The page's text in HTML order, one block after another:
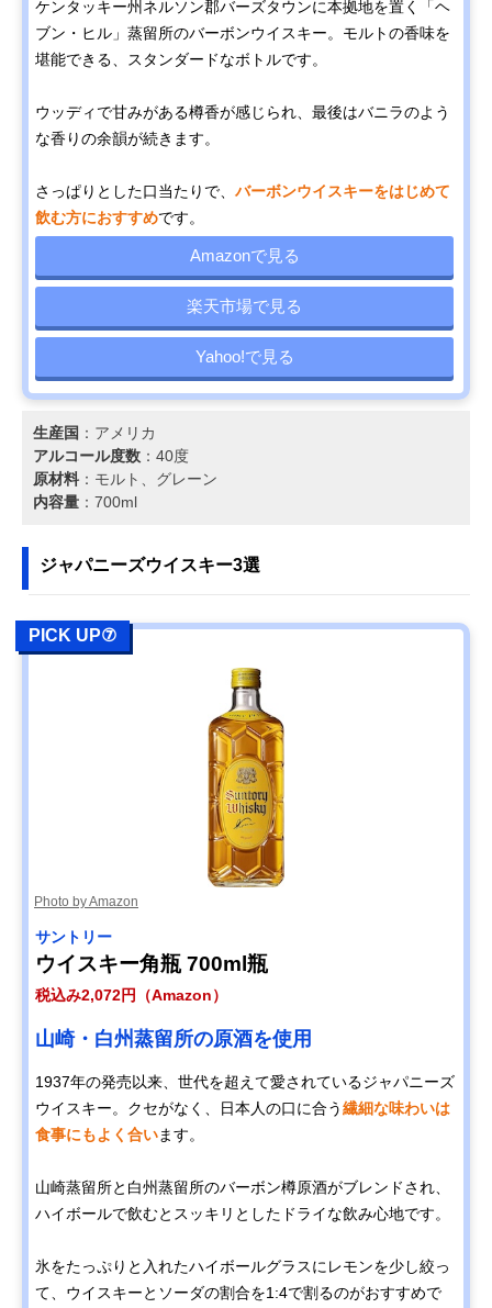
ケンタッキー州ネルソン郡バーズタウンに本拠地を置く「ヘ
ブン・ヒル」蒸留所のバーボンウイスキー。モルトの香味を
堪能できる、スタンダードなボトルです。
ウッディで甘みがある樽香が感じられ、最後はバニラのよう
な香りの余韻が続きます。
さっぱりとした口当たりで、 バーボンウイスキーをはじめて
飲む方におすすめです。
Amazonで見る
楽天市場で見る
Yahoo!で見る
生産国 ：アメリカ
アルコール度数 ：40度
原材料 ：モルト、グレーン
内容量 ：700ml
ジャパニーズウイスキー3選
PICK UP⑦
Photo by Amazon
サントリー
ウイスキー角瓶 700ml瓶
税込み2,072円（Amazon）
山崎・白州蒸留所の原酒を使用
1937年の発売以来、世代を超えて愛されているジャパニーズ
ウイスキー。クセがなく、日本人の口に合う繊細な味わいは
食事にもよく合います。
山崎蒸留所と白州蒸留所のバーボン樽原酒がブレンドされ、
ハイボールで飲むとスッキリとしたドライな飲み心地です。
氷をたっぷりと入れたハイボールグラスにレモンを少し絞っ
て、ウイスキーとソーダの割合を1:4で割るのがおすすめで